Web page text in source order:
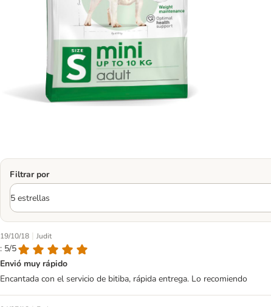
Filtrar por
19/10/18 | Judit
: 5/5
Envió muy rápido
Encantada con el servicio de bitiba, rápida entrega. Lo recomiendo